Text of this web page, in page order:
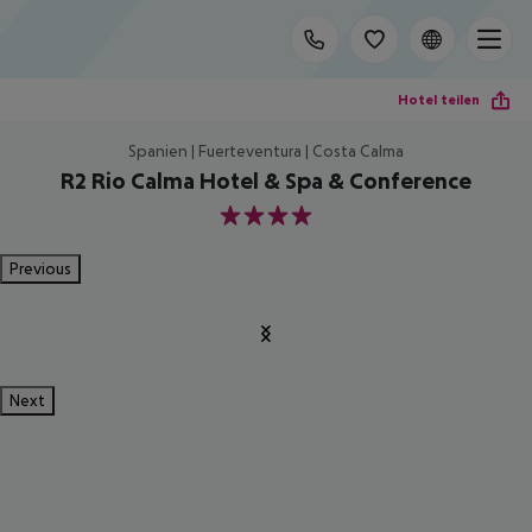
Hotel teilen
Spanien | Fuerteventura | Costa Calma
R2 Rio Calma Hotel & Spa & Conference
4
Previous
Next